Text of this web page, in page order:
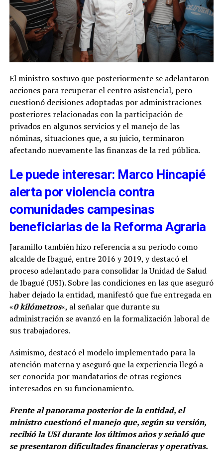
El ministro sostuvo que posteriormente se adelantaron
acciones para recuperar el centro asistencial, pero
cuestionó decisiones adoptadas por administraciones
posteriores relacionadas con la participación de
privados en algunos servicios y el manejo de las
nóminas, situaciones que, a su juicio, terminaron
afectando nuevamente las finanzas de la red pública.
Le puede interesar: Marco Hincapié
alerta por violencia contra
comunidades campesinas
beneficiarias de la Reforma Agraria
Jaramillo también hizo referencia a su periodo como
alcalde de Ibagué, entre 2016 y 2019, y destacó el
proceso adelantado para consolidar la Unidad de Salud
de Ibagué (USI). Sobre las condiciones en las que aseguró
haber dejado la entidad, manifestó que fue entregada en
«0 kilómetros«, al señalar que durante su
administración se avanzó en la formalización laboral de
sus trabajadores.
Asimismo, destacó el modelo implementado para la
atención materna y aseguró que la experiencia llegó a
ser conocida por mandatarios de otras regiones
interesados en su funcionamiento.
Frente al panorama posterior de la entidad, el
ministro cuestionó el manejo que, según su versión,
recibió la USI durante los últimos años y señaló que
se presentaron dificultades financieras y operativas.